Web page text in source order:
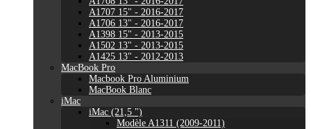
A1707 15" - 2016-2017
A1706 13" - 2016-2017
A1398 15" - 2013-2015
A1502 13" - 2013-2015
A1425 13" - 2012-2013
MacBook Pro
Macbook Pro Aluminium
MacBook Blanc
iMac
iMac (21,5 ")
Modèle A1311 (2009-2011)